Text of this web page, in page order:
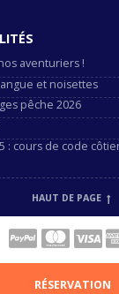
aventuriers !
et noisettes
pêche 2026
: cours de code
HAUT DE PAGE
RÉSERVATION